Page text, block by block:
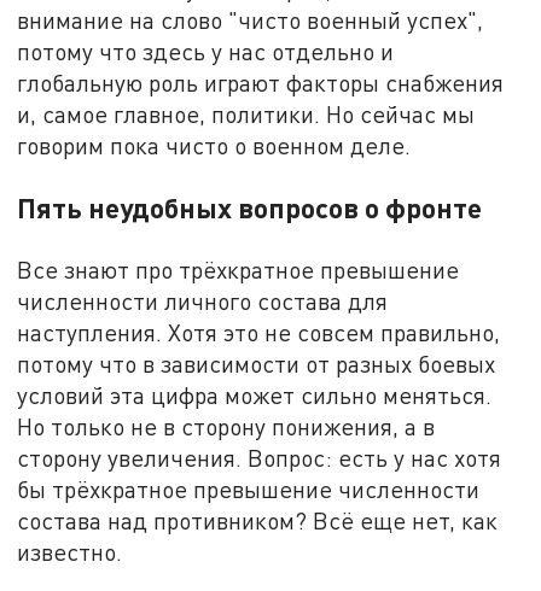
внимание на слово "чисто военный успех",
потому что здесь у нас отдельно и
глобальную роль играют факторы снабжения
и, самое главное, политики. Но сейчас мы
говорим пока чисто о военном деле.
Пять неудобных вопросов о фронте
Все знают про трёхкратное превышение
численности личного состава для
наступления. Хотя это не совсем правильно,
потому что в зависимости от разных боевых
условий эта цифра может сильно меняться.
Но только не в сторону понижения, а в
сторону увеличения. Вопрос: есть у нас хотя
бы трёхкратное превышение численности
состава над противником? Всё еще нет, как
известно.